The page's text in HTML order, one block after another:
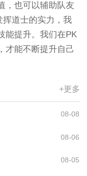
，也可以辅助队友
挥道士的实力，我
能提升。我们在PK
才能不断提升自己
+更多
08-08
08-06
08-05